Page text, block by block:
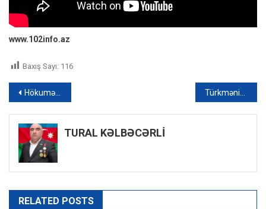
www.102info.az
Baxış Sayı: 116
Yazı
naviqasiyası
Hökumət hesabat vermək üçün parlamentə gəldi
TURAL KƏLBƏCƏRLİ
RELATED POSTS